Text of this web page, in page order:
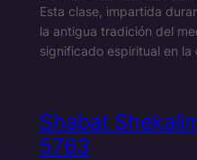
Esta clase, impartida
la antigua tradición del
significado espiritual en
Shabat
5763